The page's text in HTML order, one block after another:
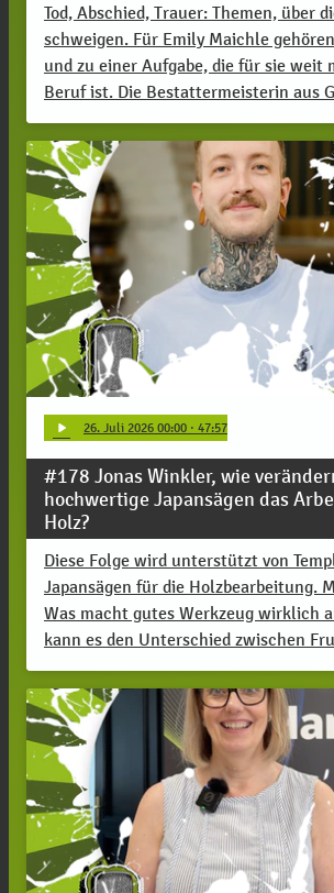
Tod, Abschied, Trauer: Themen, über
schweigen. Für Emily Maichle
und zu einer Aufgabe, die für sie weit
Beruf ist. Die Bestattermeisterin aus
play_arrow 26. Juli 2026 00:00 · 47:57
#178 Jonas Winkler, wie
hochwertige Japansägen das
Holz?
Diese Folge wird unterstützt von
Japansägen für die Holzbearbeitung.
Was macht gutes Werkzeug wirklich
kann es den Unterschied zwischen